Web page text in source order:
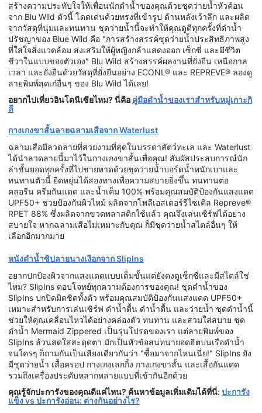
สร้างความประทับใจให้เพื่อนนักดำน้ำของคุณด้วยชุดว่ายน้ำหัวค้อน
จาก Blu Wild ตัวนี้ โดดเด่นด้วยทรงที่เข้ารูป ด้านหลังเว้าลึก และผลิต
จากวัสดุที่นุ่มและทนทาน ชุดว่ายน้ำนี้จะทำให้คุณดูดีทุกครั้งที่ดำน้ำ
ปรัชญาของ Blue Wild คือ "การสร้างสรรค์ชุดว่ายน้ำประสิทธิภาพสูง
ที่ใส่ใจสิ่งแวดล้อม ส่งเสริมให้ผู้หญิงกล้าแสดงออก เซ็กซี่ และมีชีวิต
ชีวาในแบบของตัวเอง" Blu Wild สร้างสรรค์ผลงานที่ยั่งยืน เหนือกาล
เวลา และยั่งยืนด้วยวัสดุที่ยั่งยืนอย่าง ECONL® และ REPREVE® ลองดู
ลายพิมพ์สุดเก๋อื่นๆ ของ Blu Wild ได้เลย!
อยากไปเที่ยวอินโดนีเซียไหม? นี่คือ คู่มือดำน้ำของเราสำหรับหมู่เกาะกิ
ลี
กางเกงขาสั้นลายฉลามเสือจาก Waterlust
ฉลามเสือมีลวดลายที่สวยงามที่สุดในบรรดาสัตว์ทะเล และ Waterlust
ได้นำลวดลายนี้มาไว้ในกางเกงขาสั้นเพื่อคุณ! สัมผัสประสบการณ์นัก
ล่าชั้นยอดทุกครั้งที่ไปชายหาดด้วยชุดว่ายน้ำบอร์ดน้ำหนักเบาและ
ทนทานตัวนี้ ยืดหยุ่นได้สองทางเพื่อความสบายยิ่งขึ้น ทนทานต่อ
คลอรีน ครีมกันแดด และน้ำเค็ม 100% พร้อมคุณสมบัติป้องกันแสงแดด
UPF50+ ช่วยป้องกันผิวไหม้ ผลิตจากโพลีเอสเตอร์รีไซเคิล Repreve®
RPET 88% ซึ่งผลิตจากขวดพลาสติกใช้แล้ว คุณจึงเล่นเซิร์ฟได้อย่าง
สบายใจ หากฉลามเสือไม่เหมาะกับคุณ ก็มีชุดว่ายน้ำสไตล์อื่นๆ ให้
เลือกอีกมากมาย
หนังดำน้ำซิปลายนางเงือกจาก SlipIns
อยากปกป้องผิวจากแสงแดดแบบเต็มขั้นแต่ยังคงดูเซ็กซี่และมีสไตล์ใช่
ไหม? SlipIns ตอบโจทย์ทุกความต้องการของคุณ! ชุดดำน้ำของ
SlipIns ปกปิดมิดชิดทั้งตัว พร้อมคุณสมบัติป้องกันแสงแดด UPF50+
เหมาะสำหรับการเล่นเซิร์ฟ ดำน้ำตื้น ดำน้ำตื้น และว่ายน้ำ ชุดดำน้ำนี้
ช่วยให้คุณเคลื่อนไหวได้อย่างคล่องตัว ทนทาน และสวมใส่สบาย ชุด
ดำน้ำ Mermaid Zippered เป็นรุ่นโปรดของเรา แต่ลายพิมพ์ของ
SlipIns ล้วนสดใสสะดุดตา มักเป็นหัวข้อสนทนายอดฮิตบนเรือดำน้ำ
จนใครๆ ก็ถามกันเป็นเสียงเดียวกันว่า "ซื้อมาจากไหนเนี่ย!" SlipIns ยัง
มีชุดว่ายน้ำ เสื้อครอป กางเกงเลกกิ้ง กางเกงขาสั้น และเสื้อกันแดด
รวมถึงเครื่องประดับหลากหลายแบบที่เข้ากันอีกด้วย
คุณรู้จักปะการังของคุณดีแค่ไหน? ค้นหาข้อมูลเพิ่มเติมได้ที่นี่: ปะการัง
แข็ง vs ปะการังอ่อน: ต่างกันอย่างไร?